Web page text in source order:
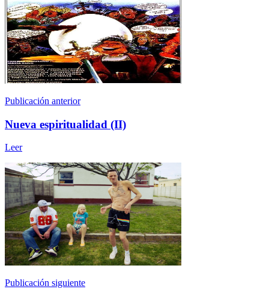
Publicación anterior
Nueva espiritualidad (II)
Leer
Publicación siguiente